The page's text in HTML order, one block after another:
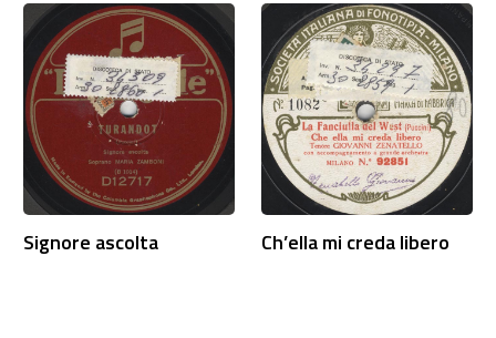
Signore ascolta Ch’ella mi creda libero